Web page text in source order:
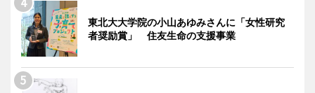
東北大大学院の小山あゆみさんに「女性研究
者奨励賞」 住友生命の支援事業